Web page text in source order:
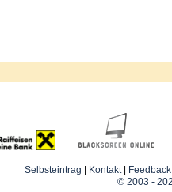
Selbsteintrag Kontakt| Feedback|
© 2003 -